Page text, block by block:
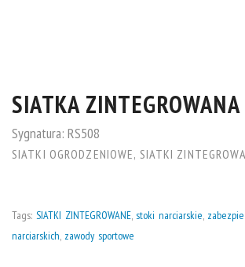
SIATKA
Sygnatura: RS508
SIATKI OGRODZENIOWE, SIATKI
Tags: SIATKI ZINTEGROWANE, stoki narciarskie,
narciarskich, zawody sportowe